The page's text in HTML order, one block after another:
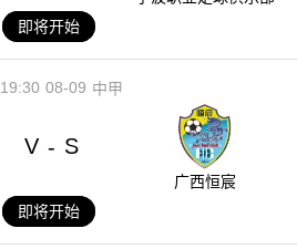
即将开始
08-09
19:30 中甲
V - S
广西恒宸
即将开始